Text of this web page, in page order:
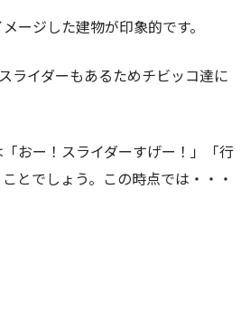
ージした建物が印象的です。
ライダーもあるためチビッコ達に
おー！スライダーすげー！」「行
とでしょう。この時点では・・・